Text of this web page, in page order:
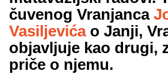
čuvenog Vranjanca
Vasiljevićao Janji,
objavljuje kao drugi,
priče o njemu.